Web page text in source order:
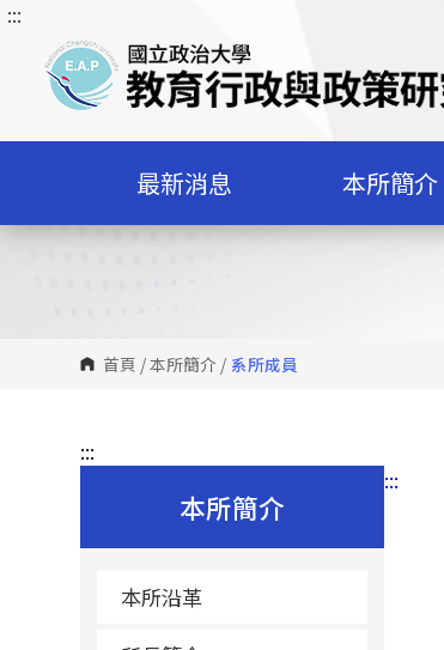
跳
內
塊
:::
最新消息 本所簡介
首頁 /本所簡介 / 系所成員
:::
本所簡介
本所沿革
:::